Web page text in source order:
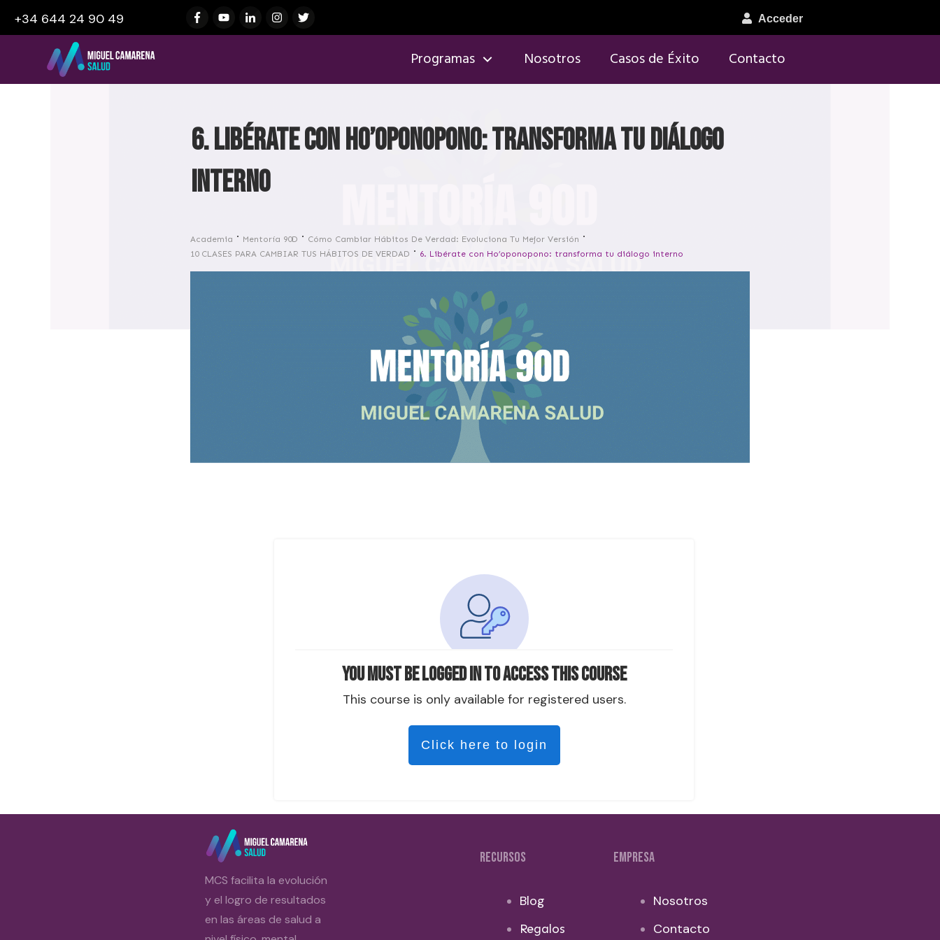
+34 644 24 90 49 Acceder
Programas Nosotros Casos de Éxito Contacto
6. Libérate con Ho’oponopono: transforma tu diálogo
interno
Academia Mentoría 90D
Cómo Cambiar Hábitos De Verdad: Evoluciona Tu Mejor Versión
10 CLASES PARA CAMBIAR TUS HÁBITOS DE VERDAD
6. Libérate con Ho’oponopono: transforma tu diálogo interno
You must be logged in to access this course
This course is only available for registered users.
Click here to login
MCS facilita la evolución
y el logro de resultados
en las áreas de salud a
RECURSOS
Blog
Regalos
EMPRESA
Nosotros
Contacto